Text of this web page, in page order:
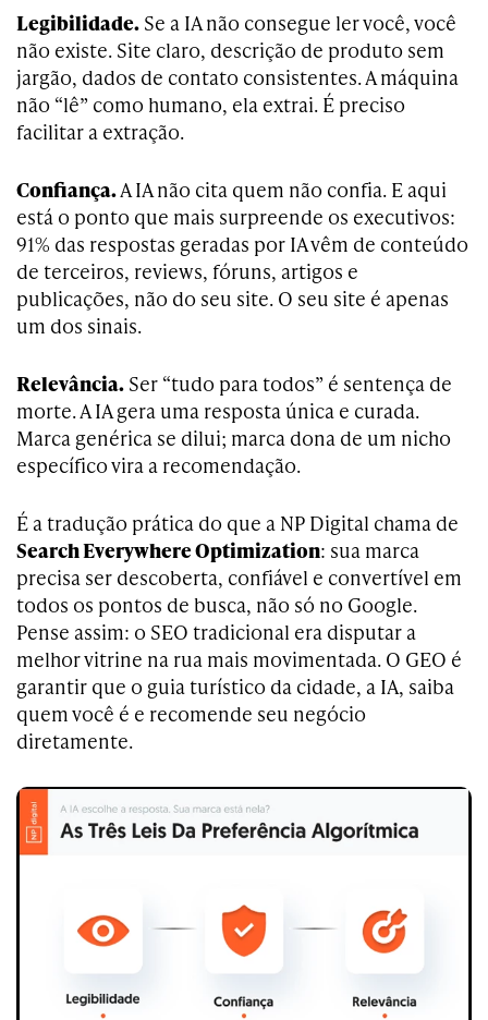
Legibilidade. Se a IA não consegue ler você, você
não existe. Site claro, descrição de produto sem
jargão, dados de contato consistentes. A máquina
não “lê” como humano, ela extrai. É preciso
facilitar a extração.
Confiança.A IA não cita quem não confia. E aqui
está o ponto que mais surpreende os executivos:
91% das respostas geradas por IA vêm de conteúdo
de terceiros, reviews, fóruns, artigos e
publicações, não do seu site. O seu site é apenas
um dos sinais.
Relevância. Ser “tudo para todos” é sentença de
morte. A IA gera uma resposta única e curada.
Marca genérica se dilui; marca dona de um nicho
específico vira a recomendação.
É a tradução prática do que a NP Digital chama de
Search Everywhere Optimization: sua marca
precisa ser descoberta, confiável e convertível em
todos os pontos de busca, não só no Google.
Pense assim: o SEO tradicional era disputar a
melhor vitrine na rua mais movimentada. O GEO é
garantir que o guia turístico da cidade, a IA, saiba
quem você é e recomende seu negócio
diretamente.